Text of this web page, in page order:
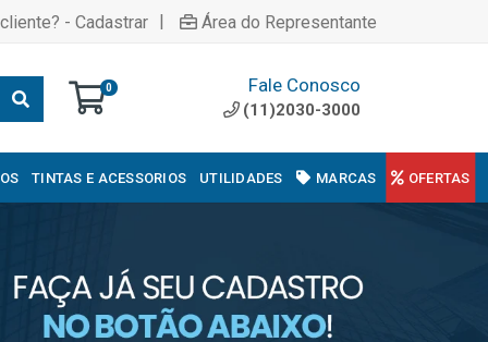
- Cadastrar | Área do Representante
0 Fale Conosco
(11)2030-3000
TINTAS E ACESSORIOS UTILIDADES MARCAS OFERTAS